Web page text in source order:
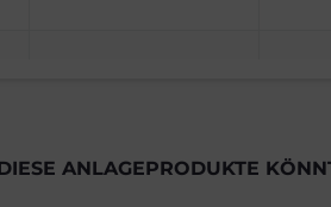
ANLAGEPRODUKTE